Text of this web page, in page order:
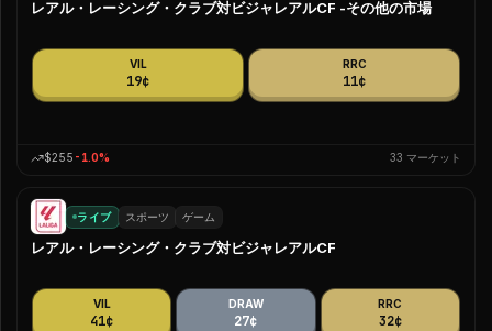
Espanyol 0% はい いいえ
Getafe 0% はい いいえ
Osasuna はい
Sevilla
Valencia 0%
Villarreal 0
レアル・レーシング・クラブ対ビジャレアルCF -その他の市場
VIL
19¢
RRC
11¢
$255 -1.0% 33 マーケット
ライブ スポーツ ゲーム
レアル・レーシング・クラブ対ビジャレアルCF
VIL
41¢
DRAW
27¢
RRC
32¢